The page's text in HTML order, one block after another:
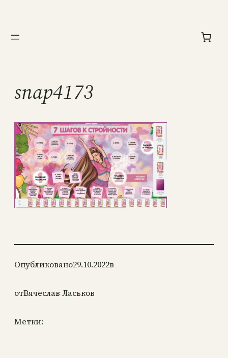
содержимому
snap4173
Опубликовано29.10.2022в
отВячеслав Ласьков
Метки: